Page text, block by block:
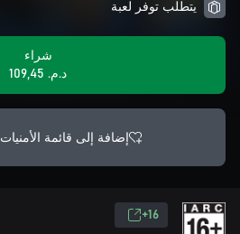
يتطلب توفر لعبة
شراء
د.م.‏ 109,45
إضافة إلى قائمة الأمنيات
16+